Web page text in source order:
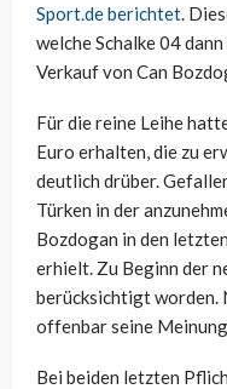
Sport.de berichtet.
welche Schalke 04
Verkauf von Can
Für die reine Leihe
Euro erhalten, die zu
deutlich drüber.
Türken in der
Bozdogan in den
erhielt. Zu Beginn der
berücksichtigt worden.
offenbar seine
Bei beiden letzten